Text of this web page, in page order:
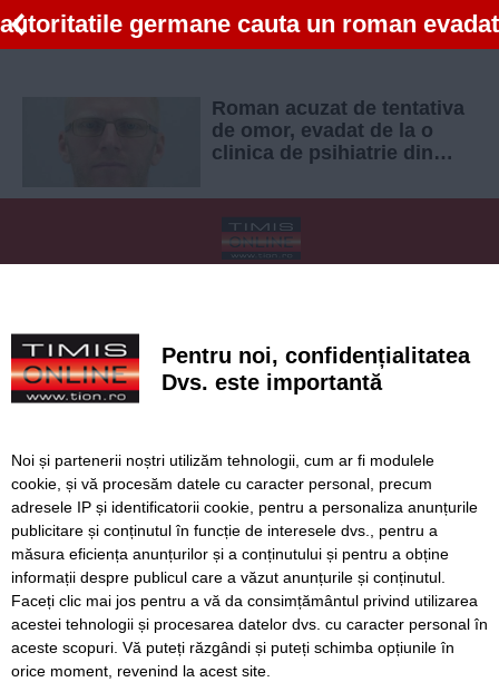
autoritatile germane cauta un roman evadat
Roman acuzat de tentativa
de omor, evadat de la o
clinica de psihiatrie din
Politica de confidentialitate
Regulament postare și moderare comentarii
Timiș Online
ISSN 3008-2323
ISSN-L 3008-2323
Pentru noi, confidențialitatea
Dvs. este importantă
Noi și partenerii noștri utilizăm tehnologii, cum ar fi modulele
cookie, și vă procesăm datele cu caracter personal, precum
adresele IP și identificatorii cookie, pentru a personaliza anunțurile
publicitare și conținutul în funcție de interesele dvs., pentru a
măsura eficiența anunțurilor și a conținutului și pentru a obține
informații despre publicul care a văzut anunțurile și conținutul.
Faceți clic mai jos pentru a vă da consimțământul privind utilizarea
acestei tehnologii și procesarea datelor dvs. cu caracter personal în
aceste scopuri. Vă puteți răzgândi și puteți schimba opțiunile în
orice moment, revenind la acest site.